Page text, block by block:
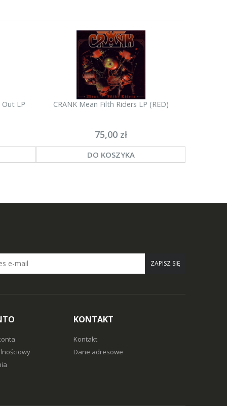
Out LP
CRANK Mean Filth Riders LP (RED)
75,00 zł
DO KOSZYKA
ZAPISZ SIĘ
KONTAKT
Kontakt
Dane adresowe